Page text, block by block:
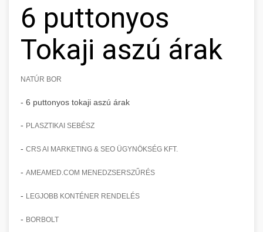
6 puttonyos
Tokaji aszú árak
NATÚR BOR
- 6 puttonyos tokaji aszú árak
- PLASZTIKAI SEBÉSZ
- CRS AI MARKETING & SEO ÜGYNÖKSÉG KFT.
- AMEAMED.COM MENEDZSERSZŰRÉS
- LEGJOBB KONTÉNER RENDELÉS
- BORBOLT